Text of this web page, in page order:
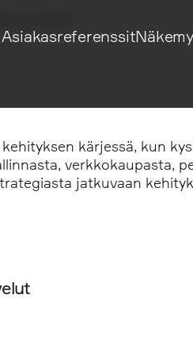
Asiakasreferenssit
kehityksen kärjessä, kun
jatkuvaan